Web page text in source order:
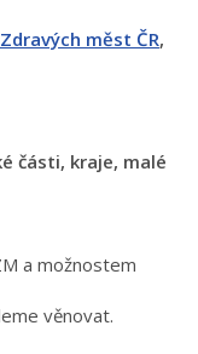
měst ČR,
části, kraje, malé
a možnostem
věnovat.